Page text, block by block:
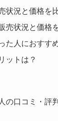
状況と価格を
売状況と価格
た人におすす
ットは？
の口コミ・評判